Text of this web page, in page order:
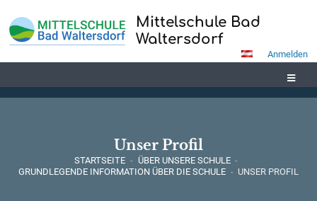
Mittelschule Bad
Waltersdorf
Anmelden
Unser Profil
STARTSEITE - ÜBER UNSERE SCHULE -
GRUNDLEGENDE INFORMATION ÜBER DIE SCHULE - UNSER PROFIL